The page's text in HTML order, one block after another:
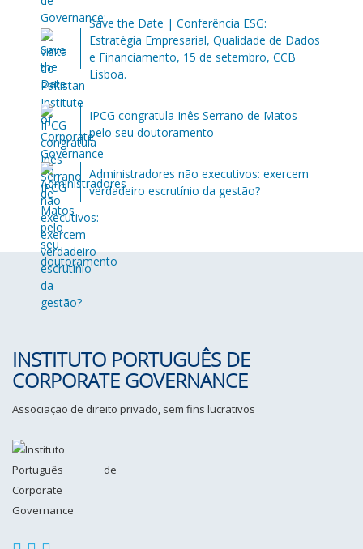
Save the Date | Conferência ESG:
Estratégia Empresarial, Qualidade de Dados
e Financiamento, 15 de setembro, CCB
Lisboa.
IPCG congratula Inês Serrano de Matos
pelo seu doutoramento
Administradores não executivos: exercem
verdadeiro escrutínio da gestão?
INSTITUTO PORTUGUÊS DE
CORPORATE GOVERNANCE
Associação de direito privado, sem fins lucrativos